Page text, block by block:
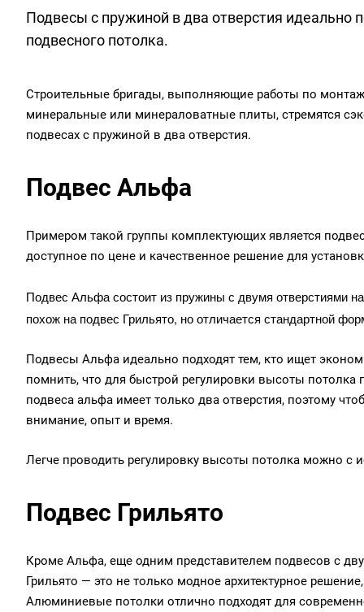
Подвесы с пружиной в два отверстия идеально
подвесного потолка.
Строительные бригады, выполняющие работы по
минеральные или минераловатные плиты, стремятся
подвесах с пружиной в два отверстия.
Подвес Альфа
Примером такой группы комплектующих является
доступное по цене и качественное решение для
Подвес Альфа состоит из пружины с двумя отверстиями
похож на подвес Грильято, но отличается стандартной
Подвесы Альфа идеально подходят тем, кто ищет
помнить, что для быстрой регулировки высоты
подвеса альфа имеет только два отверстия, поэтому
внимание, опыт и время.
Легче проводить регулировку высоты потолка можно с
Подвес Грильято
Кроме Альфа, еще одним представителем подвесов с
Грильято — это не только модное архитектурное
Алюминиевые потолки отлично подходят для